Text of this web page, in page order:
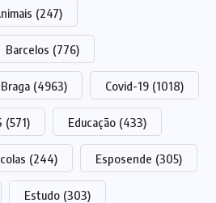
(247)
Barcelos (776)
Braga (4963) Covid-19 (1018)
(571) Educação (433)
(244) Esposende (305)
Estudo (303)